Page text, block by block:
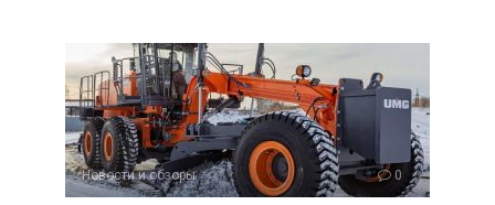
Новости и обзоры 0